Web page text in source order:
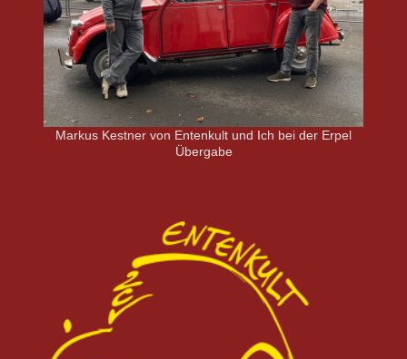
Markus Kestner von Entenkult und Ich bei der Erpel
Übergabe